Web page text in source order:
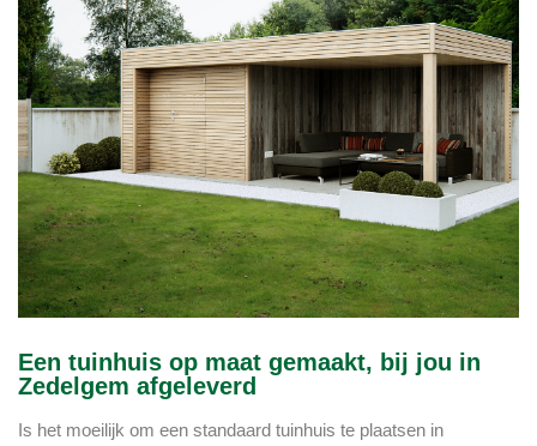
Een tuinhuis op maat gemaakt, bij jou in
Zedelgem afgeleverd
Is het moeilijk om een standaard tuinhuis te plaatsen in